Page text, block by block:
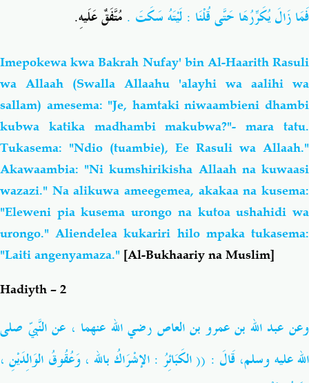
فَمَا زَالَ يُكَرِّرُهَا حَتَّى قُلْنَا : لَيْتَهُ سَكَتَ . مُتَّفَقٌ عَلَيهِ.
Imepokewa kwa Bakrah Nufay' bin Al-Haarith Rasuli
wa Allaah (Swalla Allaahu 'alayhi wa aalihi wa
sallam) amesema: "Je, hamtaki niwaambieni dhambi
kubwa katika madhambi makubwa?"- mara tatu.
Tukasema: "Ndio (tuambie), Ee Rasuli wa Allaah."
Akawaambia: "Ni kumshirikisha Allaah na kuwaasi
wazazi." Na alikuwa ameegemea, akakaa na kusema:
"Eleweni pia kusema urongo na kutoa ushahidi wa
urongo." Aliendelea kukariri hilo mpaka tukasema:
"Laiti angenyamaza." [Al-Bukhaariy na Muslim]
Hadiyth – 2
وعن عبد الله بن عمرو بن العاص رضي الله عنهما ، عن النَّبيّ صلى
الله عليه وسلم، قَالَ : (( الكَبَائِرُ : الإشْرَاكُ بالله ، وَعُقُوقُ الوَالِدَيْنِ ،